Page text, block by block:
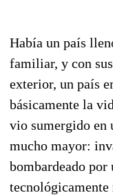
Había un país
familiar, y con
exterior, un país
básicamente la
vio sumergido en
mucho mayor:
bombardeado